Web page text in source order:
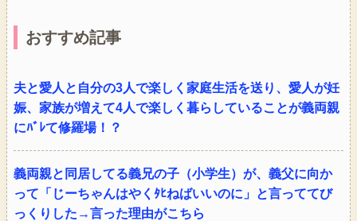
おすすめ記事
夫と愛人と自分の3人で楽しく家庭生活を送り、愛人が妊
娠、家族が増えて4人で楽しく暮らしていることが義両親
にﾊﾞﾚて修羅場！？
義両親と同居してる義兄の子（小学生）が、義父に向か
って「じーちゃんはやくﾀﾋねばいいのに」と言っててび
っくりした→言った理由がこちら